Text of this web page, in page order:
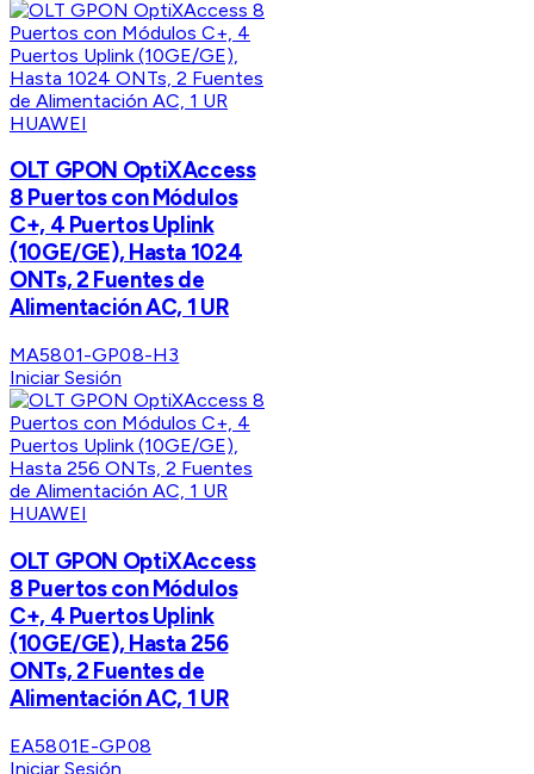
HUAWEI
OLT GPON OptiXAccess
8 Puertos con Módulos
C+, 4 Puertos Uplink
(10GE/GE), Hasta 1024
ONTs, 2 Fuentes de
Alimentación AC, 1 UR
MA5801-GP08-H3
Iniciar Sesión
HUAWEI
OLT GPON OptiXAccess
8 Puertos con Módulos
C+, 4 Puertos Uplink
(10GE/GE), Hasta 256
ONTs, 2 Fuentes de
Alimentación AC, 1 UR
EA5801E-GP08
Iniciar Sesión